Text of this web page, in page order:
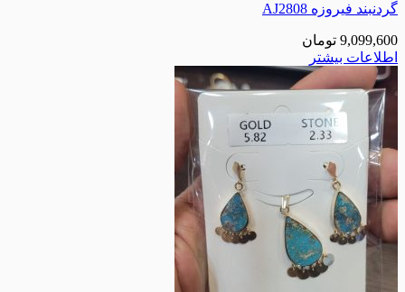
گردنبند فیروزه AJ2808
9,099,600 تومان
اطلاعات بیشتر